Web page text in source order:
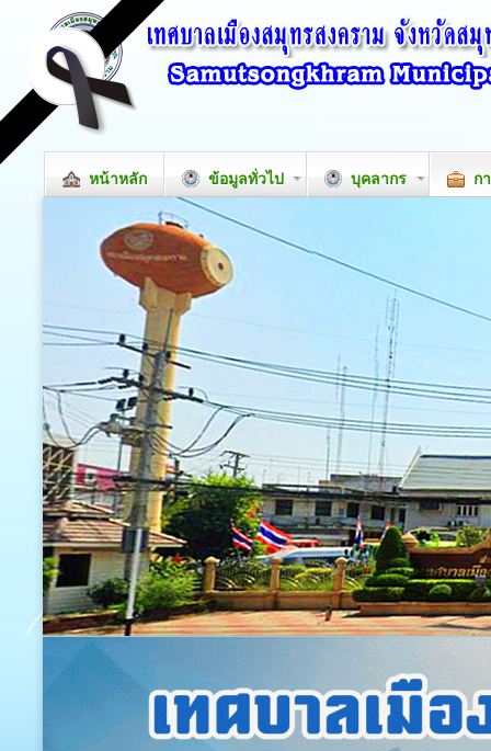
หน้าหลัก ข้อมูลทั่วไป บุคลากร ก